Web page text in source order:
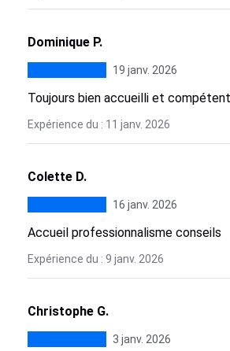
Dominique P.
19 janv. 2026
Toujours bien accueilli et compétent
Expérience du : 11 janv. 2026
Colette D.
16 janv. 2026
Accueil professionnalisme conseils
Expérience du : 9 janv. 2026
Christophe G.
3 janv. 2026